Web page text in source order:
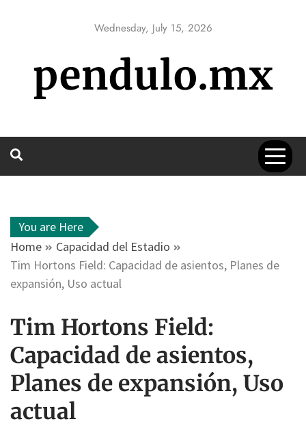
Wednesday, July 15, 2026
pendulo.mx
You are Here
Home
Capacidad del Estadio
Tim Hortons Field: Capacidad de asientos, Planes de
expansión, Uso actual
Tim Hortons Field:
Capacidad de asientos,
Planes de expansión, Uso
actual